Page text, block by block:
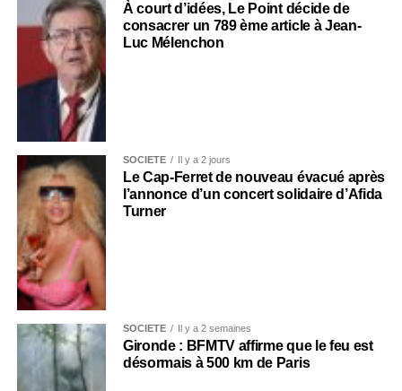
À court d’idées, Le Point décide de
consacrer un 789 ème article à Jean-
Luc Mélenchon
SOCIÉTÉ Il y a 2 jours
Le Cap-Ferret de nouveau évacué après
l’annonce d’un concert solidaire d’Afida
Turner
SOCIÉTÉ Il y a 2 semaines
Gironde : BFMTV affirme que le feu est
désormais à 500 km de Paris